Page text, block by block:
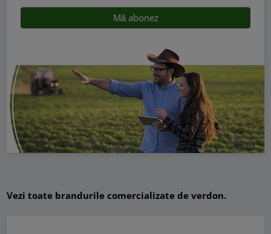
Vezi toate brandurile comercializate de verdon.